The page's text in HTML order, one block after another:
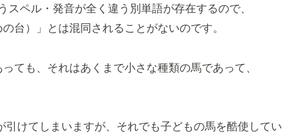
ペル・発音が全く違う別単語が存在するので、
台）」とは混同されることがないのです。
ても、それはあくまで小さな種類の馬であって、
けてしまいますが、それでも子どもの馬を酷使してい